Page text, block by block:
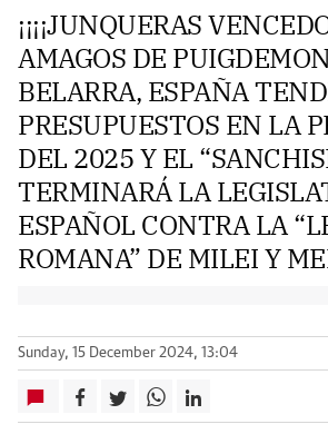
¡¡¡¡JUNQUERAS
AMAGOS DE
BELARRA, ESPAÑA
PRESUPUESTOS EN LA
DEL 2025 Y EL
TERMINARÁ LA
ESPAÑOL CONTRA LA
ROMANA” DE MILEI Y
Sunday, 15 December 2024, 13:04